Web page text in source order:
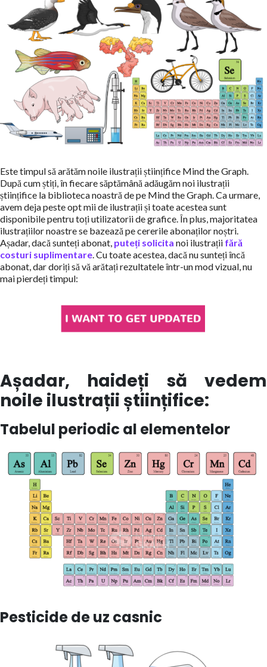
Este timpul să arătăm noile ilustrații științifice Mind the Graph.
După cum știți, în fiecare săptămână adăugăm noi ilustrații
științifice la biblioteca noastră de pe Mind the Graph. Ca urmare,
avem deja peste opt mii de ilustrații și toate acestea sunt
disponibile pentru toți utilizatorii de grafice. În plus, majoritatea
ilustrațiilor noastre se bazează pe cererile abonaților noștri.
Așadar, dacă sunteți abonat, puteți solicita noi ilustrații fără
costuri suplimentare. Cu toate acestea, dacă nu sunteți încă
abonat, dar doriți să vă arătați rezultatele într-un mod vizual, nu
mai pierdeți timpul:
Așadar, haideți să vedem
noile ilustrații științifice:
Tabelul periodic al elementelor
Pesticide de uz casnic